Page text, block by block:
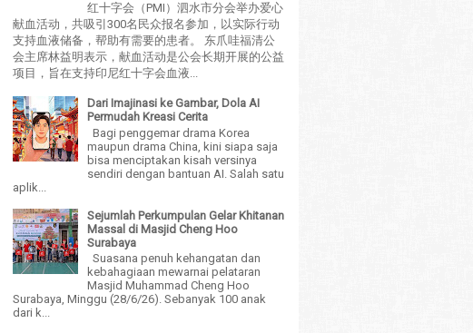
红十字会（PMI）泗水市分会举办爱心
献血活动，共吸引300名民众报名参加，以实际行动
支持血液储备，帮助有需要的患者。 东爪哇福清公
会主席林益明表示，献血活动是公会长期开展的公益
项目，旨在支持印尼红十字会血液...
Dari Imajinasi ke Gambar, Dola AI
Permudah Kreasi Cerita
Bagi penggemar drama Korea
maupun drama China, kini siapa saja
bisa menciptakan kisah versinya
sendiri dengan bantuan AI. Salah satu
aplik...
Sejumlah Perkumpulan Gelar Khitanan
Massal di Masjid Cheng Hoo
Surabaya
Suasana penuh kehangatan dan
kebahagiaan mewarnai pelataran
Masjid Muhammad Cheng Hoo
Surabaya, Minggu (28/6/26). Sebanyak 100 anak
dari k...